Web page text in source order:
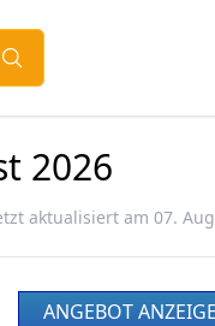
2026
aktualisiert am 07.
ANGEBOT